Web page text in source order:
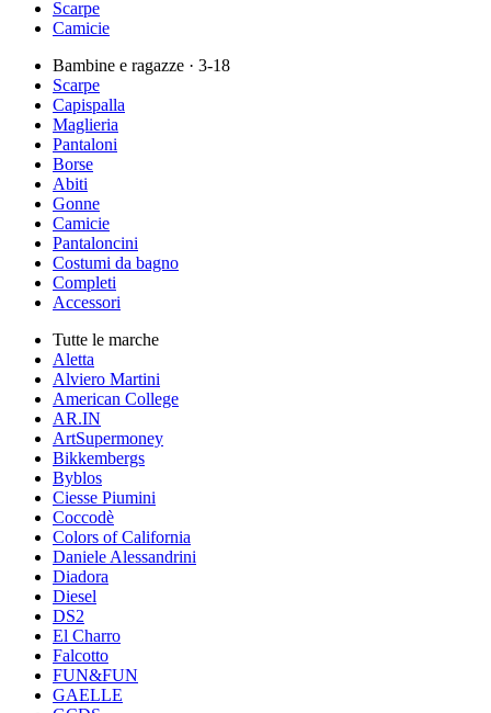
Scarpe
Camicie
Bambine e ragazze · 3-18
Scarpe
Capispalla
Maglieria
Pantaloni
Borse
Abiti
Gonne
Camicie
Pantaloncini
Costumi da bagno
Completi
Accessori
Tutte le marche
Aletta
Alviero Martini
American College
AR.IN
ArtSupermoney
Bikkembergs
Byblos
Ciesse Piumini
Coccodè
Colors of California
Daniele Alessandrini
Diadora
Diesel
DS2
El Charro
Falcotto
FUN&FUN
GAELLE